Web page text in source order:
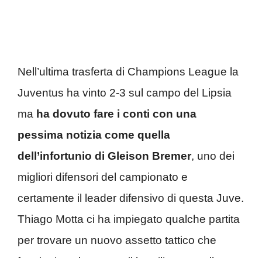
Nell’ultima trasferta di Champions League la
Juventus ha vinto 2-3 sul campo del Lipsia
ma ha dovuto fare i conti con una
pessima notizia come quella
dell’infortunio di Gleison Bremer, uno dei
migliori difensori del campionato e
certamente il leader difensivo di questa Juve.
Thiago Motta ci ha impiegato qualche partita
per trovare un nuovo assetto tattico che